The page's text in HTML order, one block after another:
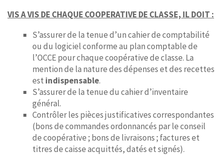
VIS A VIS DE CHAQUE COOPERATIVE DE CLASSE, IL DOIT :
S’assurer de la tenue d’un cahier de comptabilité
ou du logiciel conforme au plan comptable de
l’OCCE pour chaque coopérative de classe. La
mention de la nature des dépenses et des recettes
est indispensable.
S’assurer de la tenue du cahier d’inventaire
général.
Contrôler les pièces justificatives correspondantes
(bons de commandes ordonnancés par le conseil
de coopérative ; bons de livraisons ; factures et
titres de caisse acquittés, datés et signés).